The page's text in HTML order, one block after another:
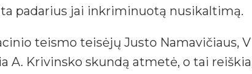
padarius jai inkriminuotą nusikaltimą.
teismo teisėjų Justo Namavičiaus,
A. Krivinsko skundą atmetė, o tai